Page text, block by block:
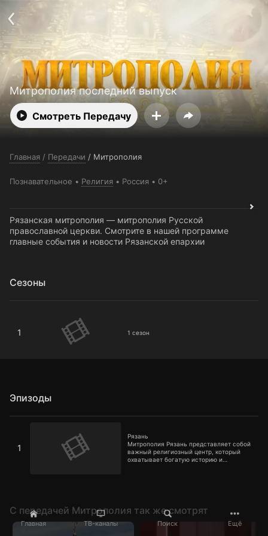
Главная ТВ-каналы Поиск Ещё
Митрополия последний выпуск
Смотреть Передачу
Главная / Передачи / Митрополия
Познавательное Религия Россия 0+
Рязанская митрополия — митрополия Русской
православной церкви. Смотрите в нашей программе
главные события и новости Рязанской епархии
Сезоны
1 1 сезон
Эпизоды
1
Рязань
Митрополия Рязань представляет собой
важный религиозный центр, который
охватывает богатую историю и
C передачей Митрополия так же смотрят
Поддержка:
О сервисе
Пользовательское соглашение
Политика конфиденциальности
Для партнёров
Открыть приложение
Ввести промокод
Установить на ТВ
Бесплатные каналы Контакты